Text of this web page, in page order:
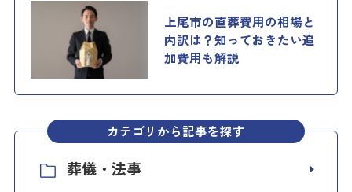
上尾市の直葬費用の相場と
内訳は？知っておきたい追
加費用も解説
カテゴリから記事を探す
葬儀・法事